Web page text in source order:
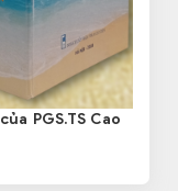
PGS.TS Cao